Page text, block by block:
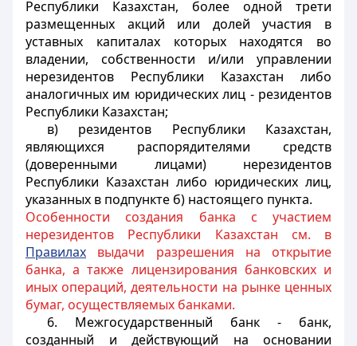
Республики Казахстан, более одной трети
размещенных акций или долей участия в
уставных капиталахкоторых находятся во
владении, собственности и/или управлении
нерезидентов Республики Казахстан либо
аналогичных им юридических лиц - резидентов
Республики Казахстан;
в) резидентов Республики Казахстан,
являющихся распорядителями средств
(доверенными лицами) нерезидентов
Республики Казахстан либо юридических лиц,
указанных в подпункте б) настоящего пункта.
Особенности создания банка с участием
нерезидентов Республики Казахстан см. в
Правилах выдачи разрешения на открытие
банка, а также лицензирования банковских и
иных операций, деятельности на рынке ценных
бумаг, осуществляемых банками.
6. Межгосударственный банк - банк,
созданный и действующий на основании